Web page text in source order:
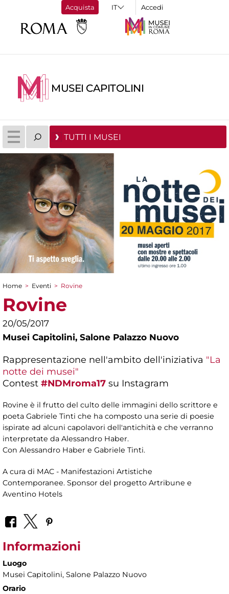
Acquista Accedi
MUSEI CAPITOLINI
TUTTI I MUSEI
Tu sei qui
Home > Eventi > Rovine
Rovine
20/05/2017
Musei Capitolini, Salone Palazzo Nuovo
Rappresentazione nell'ambito dell'iniziativa "La
notte dei musei"
Contest #NDMroma17 su Instagram
Rovine è il frutto del culto delle immagini dello scrittore e
poeta Gabriele Tinti che ha composto una serie di poesie
ispirate ad alcuni capolavori dell'antichità e che verranno
interpretate da Alessandro Haber.
Con Alessandro Haber e Gabriele Tinti.
A cura di MAC - Manifestazioni Artistiche
Contemporanee. Sponsor del progetto Artribune e
Aventino Hotels
Informazioni
Luogo
Musei Capitolini, Salone Palazzo Nuovo
Orario